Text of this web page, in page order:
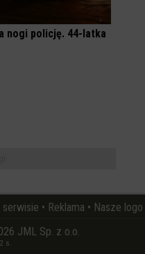
nogi policję. 44-latka
serwisie • Reklama • Nasze logo
JML Sp. z o.o.
s.